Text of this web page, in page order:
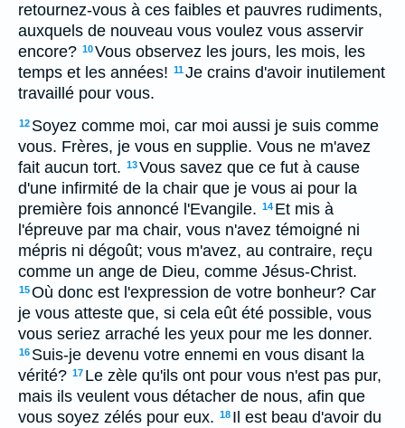
retournez-vous à ces faibles et pauvres rudiments,
auxquels de nouveau vous voulez vous asservir
encore? 10Vous observez les jours, les mois, les
temps et les années! 11Je crains d'avoir inutilement
travaillé pour vous.
12 Soyez comme moi, car moi aussi je suis comme
vous. Frères, je vous en supplie. Vous ne m'avez
fait aucun tort. 13Vous savez que ce fut à cause
d'une infirmité de la chair que je vous ai pour la
première fois annoncé l'Evangile. 14 Et mis à
l'épreuve par ma chair, vous n'avez témoigné ni
mépris ni dégoût; vous m'avez, au contraire, reçu
comme un ange de Dieu, comme Jésus-Christ.
15Où donc est l'expression de votre bonheur? Car
je vous atteste que, si cela eût été possible, vous
vous seriez arraché les yeux pour me les donner.
16 Suis-je devenu votre ennemi en vous disant la
vérité? 17 Le zèle qu'ils ont pour vous n'est pas pur,
mais ils veulent vous détacher de nous, afin que
vous soyez zélés pour eux. 18 Il est beau d'avoir du